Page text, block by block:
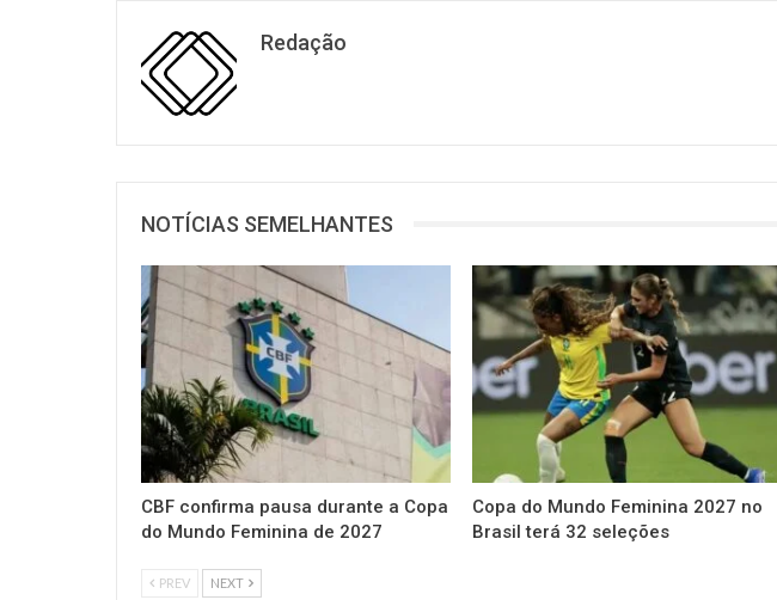
Redação
NOTÍCIAS SEMELHANTES
CBF confirma pausa durante a Copa
do Mundo Feminina de 2027
Copa do Mundo Feminina 2027 no
Brasil terá 32 seleções
PREV NEXT